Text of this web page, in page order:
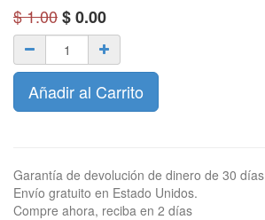
$1.00$0.00
Añadir al Carrito
Garantía de devolución de dinero de 30 días
Envío gratuito en Estado Unidos.
Compre ahora, reciba en 2 días